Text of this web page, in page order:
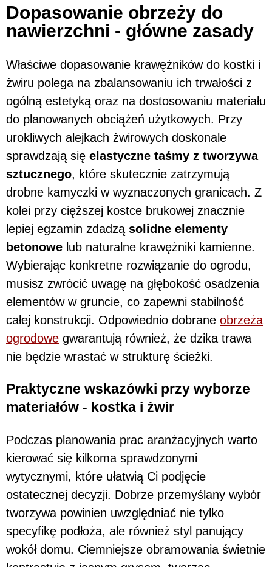
Dopasowanie obrzeży do
nawierzchni - główne zasady
Właściwe dopasowanie krawężników do kostki i
żwiru polega na zbalansowaniu ich trwałości z
ogólną estetyką oraz na dostosowaniu materiału
do planowanych obciążeń użytkowych. Przy
urokliwych alejkach żwirowych doskonale
sprawdzają się elastyczne taśmy z tworzywa
sztucznego, które skutecznie zatrzymują
drobne kamyczki w wyznaczonych granicach. Z
kolei przy cięższej kostce brukowej znacznie
lepiej egzamin zdadzą solidne elementy
betonowe lub naturalne krawężniki kamienne.
Wybierając konkretne rozwiązanie do ogrodu,
musisz zwrócić uwagę na głębokość osadzenia
elementów w gruncie, co zapewni stabilność
całej konstrukcji. Odpowiednio dobrane obrzeża
ogrodowe gwarantują również, że dzika trawa
nie będzie wrastać w strukturę ścieżki.
Praktyczne wskazówki przy wyborze
materiałów - kostka i żwir
Podczas planowania prac aranżacyjnych warto
kierować się kilkoma sprawdzonymi
wytycznymi, które ułatwią Ci podjęcie
ostatecznej decyzji. Dobrze przemyślany wybór
tworzywa powinien uwzględniać nie tylko
specyfikę podłoża, ale również styl panujący
wokół domu. Ciemniejsze obramowania świetnie